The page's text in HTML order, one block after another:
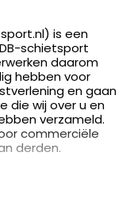
én 18:00 - 21:00
is een
schietsport
daarom
hebben voor
en gaan
die wij over u en
verzameld.
commerciële
derden.